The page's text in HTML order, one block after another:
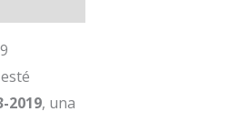
2019, una